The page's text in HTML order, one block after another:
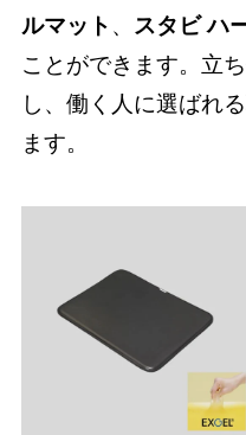
ルマット 、 スタビ ハ
ことができます。立
し、働く人に選ばれ
ます。